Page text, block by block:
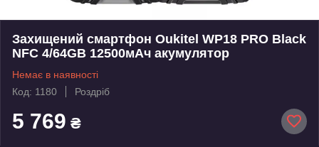
Захищений смартфон Oukitel WP18 PRO Black
NFC 4/64GB 12500мАч акумулятор
Немає в наявності
Код: 1180
Роздріб
5 769 ₴